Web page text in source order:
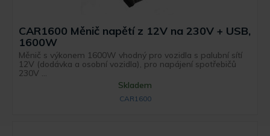
CAR1600 Měnič napětí z 12V na 230V + USB,
1600W
Měnič s výkonem 1600W vhodný pro vozidla s palubní sítí
12V (dodávka a osobní vozidla), pro napájení spotřebičů
230V ...
Skladem
CAR1600